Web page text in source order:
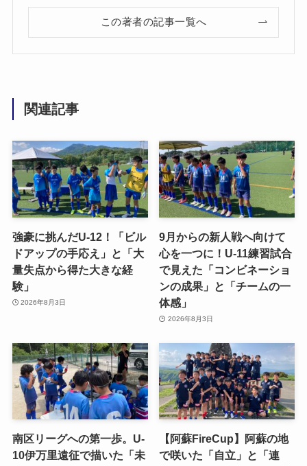
この著者の記事一覧へ
関連記事
強豪に挑んだU-12！「ビル
ドアップの手応え」と「大
量失点から得た大きな経
験」
2026年8月3日
9月からの新人戦へ向けて
心を一つに！U-11練習試合
で見えた「コンビネーショ
ンの成果」と「チームの一
体感」
2026年8月3日
南区リーグへの第一歩。U-
10伊万里遠征で描いた「未
【阿蘇FireCup】阿蘇の地
で咲いた「自立」と「連